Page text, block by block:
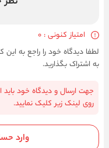
امتیاز کنونی : 0
لطفا دیدگاه خود را راجع به این
به اشتراک بگذارید.
جهت ارسال و دیدگاه خود
روی لینک زیر کلیک نمایید.
وارد